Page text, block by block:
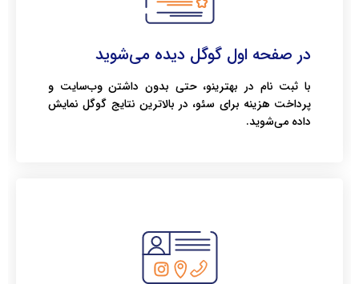
در صفحه اول گوگل دیده می‌شوید
با ثبت نام در بهترینو، حتی بدون داشتن وب‌سایت و
پرداخت هزینه برای سئو، در بالاترین نتایج گوگل نمایش
داده می‌شوید.